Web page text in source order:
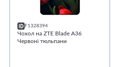
F1328394
Чохол на ZTE Blade A36
Червоні тюльпани